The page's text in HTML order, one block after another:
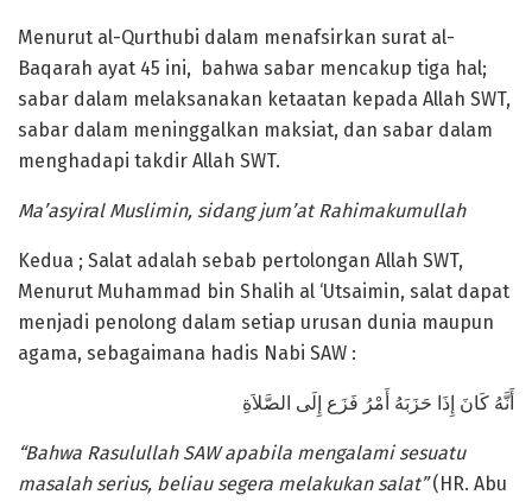
Menurut al-Qurthubi dalam menafsirkan surat al-
Baqarah ayat 45 ini, bahwa sabar mencakup tiga hal;
sabar dalam melaksanakan ketaatan kepada Allah SWT,
sabar dalam meninggalkan maksiat, dan sabar dalam
menghadapi takdir Allah SWT.
Ma’asyiral Muslimin, sidang jum’at Rahimakumullah
Kedua ; Salat adalah sebab pertolongan Allah SWT,
Menurut Muhammad bin Shalih al ‘Utsaimin, salat dapat
menjadi penolong dalam setiap urusan dunia maupun
agama, sebagaimana hadis Nabi SAW :
أَنَّهُ كَانَ إِذَا حَزَبَهُ أَمْرُ فَزَع إِلَى الصَّلاَةِ
“Bahwa Rasulullah SAW apabila mengalami sesuatu
masalah serius, beliau segera melakukan salat”(HR. Abu